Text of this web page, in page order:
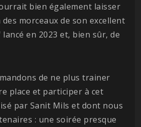
bien également laisser
morceaux de son excellent
lancé en 2023 et, bien sûr, de
de ne plus trainer
place et participer à cet
par Sanit Mils et dont nous
: une soirée presque